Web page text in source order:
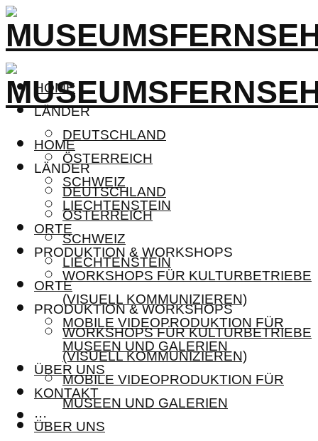
HOME
LÄNDER
DEUTSCHLAND
ÖSTERREICH
SCHWEIZ
LIECHTENSTEIN
ORTE
PRODUKTION & WORKSHOPS
WORKSHOPS FÜR KULTURBETRIEBE
(VISUELL KOMMUNIZIEREN)
MOBILE VIDEOPRODUKTION FÜR
MUSEEN UND GALERIEN
ÜBER UNS
KONTAKT
···
HOME
LÄNDER
DEUTSCHLAND
ÖSTERREICH
SCHWEIZ
LIECHTENSTEIN
ORTE
PRODUKTION & WORKSHOPS
WORKSHOPS FÜR KULTURBETRIEBE
(VISUELL KOMMUNIZIEREN)
MOBILE VIDEOPRODUKTION FÜR
MUSEEN UND GALERIEN
ÜBER UNS